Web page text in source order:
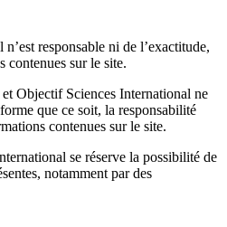
responsable ni de l’exactitude,
contenues sur le site.
Objectif Sciences International ne
que ce soit, la responsabilité
contenues sur le site.
se réserve la possibilité de
notamment par des